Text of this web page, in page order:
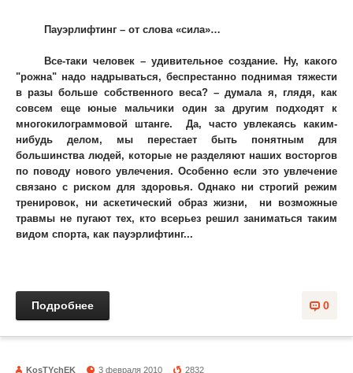
Пауэрлифтинг – от слова «сила»…
Все-таки человек – удивительное создание. Ну, какого
"рожна" надо надрываться, беспрестанно поднимая тяжести
в разы больше собственного веса? – думала я, глядя, как
совсем еще юные мальчики один за другим подходят к
многокилограммовой штанге.
Да, часто увлекаясь каким-
нибудь делом, мы перестает быть понятным для
большинства людей, которые не разделяют наших восторгов
по поводу нового увлечения. Особенно если это увлечение
связано с риском для здоровья. Однако ни строгий режим
тренировок, ни аскетический образ жизни,
ни возможные
травмы не пугают тех, кто всерьез решил заниматься таким
видом спорта, как пауэрлифтинг...
0
Подробнее
KosTYchEK 3 февраля 2010 2832